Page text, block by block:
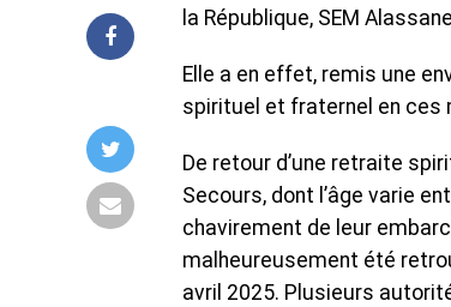
la République, SEM
Elle a en effet, remis une
spirituel et fraternel en ces
De retour d’une retraite
Secours, dont l’âge varie
chavirement de leur
malheureusement été
avril 2025. Plusieurs